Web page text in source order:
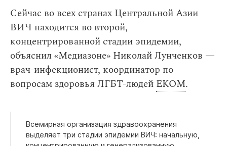
Сейчас во всех странах Центральной Азии
ВИЧ находится во второй,
концентрированной стадии эпидемии,
объяснил «‎Медиазоне» Николай Лунченков —
врач-инфекционист, координатор по
вопросам здоровья ЛГБТ-людей ЕКОМ.
Всемирная организация здравоохранения
выделяет три стадии эпидемии ВИЧ: начальную,